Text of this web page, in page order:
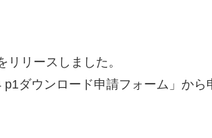
リースしました。
ダウンロード申請フォーム」から